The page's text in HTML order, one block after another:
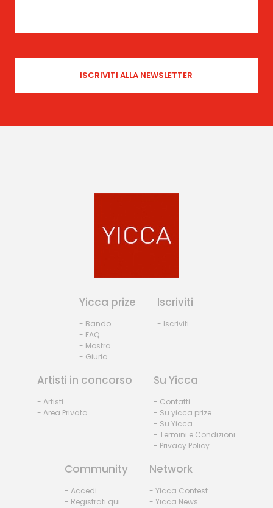
Yicca prize
- Bando
- FAQ
- Mostra
- Giuria
Iscriviti
- Iscriviti
Artisti in concorso
- Artisti
- Area Privata
Su Yicca
- Contatti
- Su yicca prize
- Su Yicca
- Termini e Condizioni
- Privacy Policy
Community
- Accedi
- Registrati qui
Network
- Yicca Contest
- Yicca News